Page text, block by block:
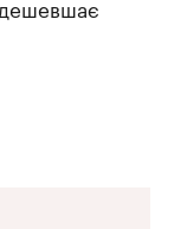
дешевшає